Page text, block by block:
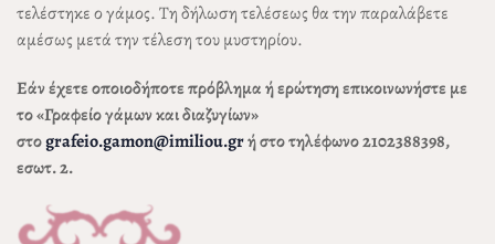
τελέστηκε ο γάμος. Τη δήλωση τελέσεως θα την παραλάβετε
αμέσως μετά την τέλεση του μυστηρίου.
Εάν έχετε οποιοδήποτε πρόβλημα ή ερώτηση επικοινωνήστε με
το «Γραφείο γάμων και διαζυγίων»
στοgrafeio.gamon@imiliou.grή στο τηλέφωνο 2102388398,
εσωτ. 2.